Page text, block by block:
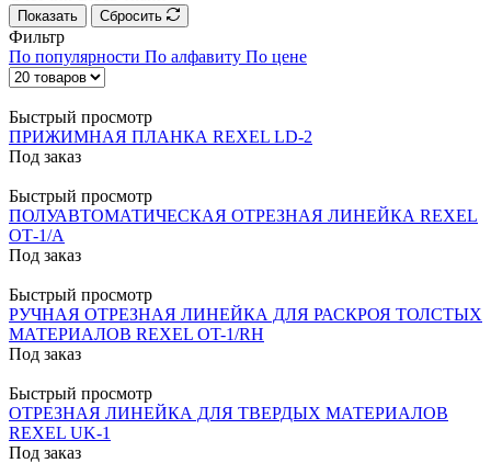
Показать Сбросить
Фильтр
По популярности По алфавиту По цене
Быстрый просмотр
ПРИЖИМНАЯ ПЛАНКА REXEL LD-2
Под заказ
Быстрый просмотр
ПОЛУАВТОМАТИЧЕСКАЯ ОТРЕЗНАЯ ЛИНЕЙКА REXEL
ОТ-1/А
Под заказ
Быстрый просмотр
РУЧНАЯ ОТРЕЗНАЯ ЛИНЕЙКА ДЛЯ РАСКРОЯ ТОЛСТЫХ
МАТЕРИАЛОВ REXEL OT-1/RH
Под заказ
Быстрый просмотр
ОТРЕЗНАЯ ЛИНЕЙКА ДЛЯ ТВЕРДЫХ МАТЕРИАЛОВ
REXEL UK-1
Под заказ